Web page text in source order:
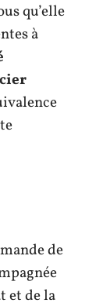
qu’elle
à
de
et de la